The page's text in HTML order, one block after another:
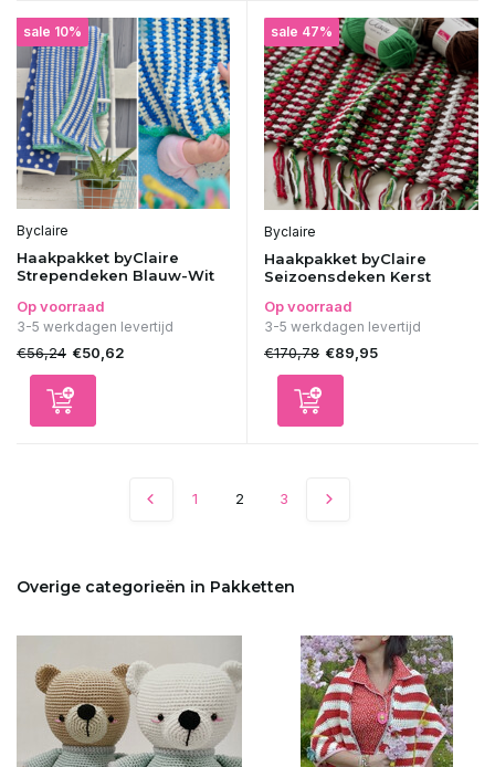
sale 10%
Byclaire
Haakpakket byClaire
Strependeken Blauw-Wit
Op voorraad
3-5 werkdagen levertijd
€56,24 €50,62
sale 47%
Byclaire
Haakpakket byClaire
Seizoensdeken Kerst
Op voorraad
3-5 werkdagen levertijd
€170,78 €89,95
1 2 3
Overige categorieën in Pakketten